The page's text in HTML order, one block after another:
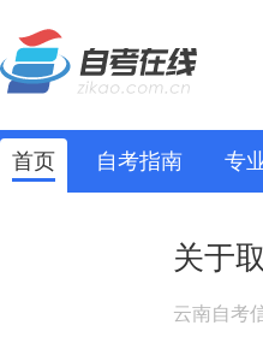
首页 自考指南 专
关于
云南自考